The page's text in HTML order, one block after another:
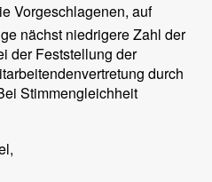
Vorgeschlagenen, auf
nächst niedrigere Zahl der
der Feststellung der
durch
Stimmengleichheit